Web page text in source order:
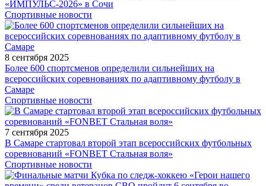
«ИМПУЛЬС-2026» в Сочи
Спортивные новости
8 сентября 2025
Более 600 спортсменов определили сильнейших на
всероссийских соревнованиях по адаптивному футболу в
Самаре
Спортивные новости
7 сентября 2025
В Самаре стартовал второй этап всероссийских футбольных
соревнований «FONBET Стальная воля»
Спортивные новости